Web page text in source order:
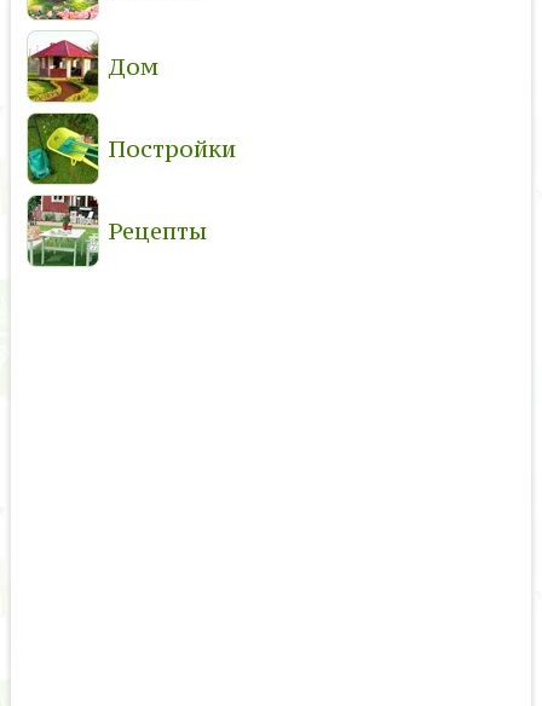
Дом
Постройки
Рецепты